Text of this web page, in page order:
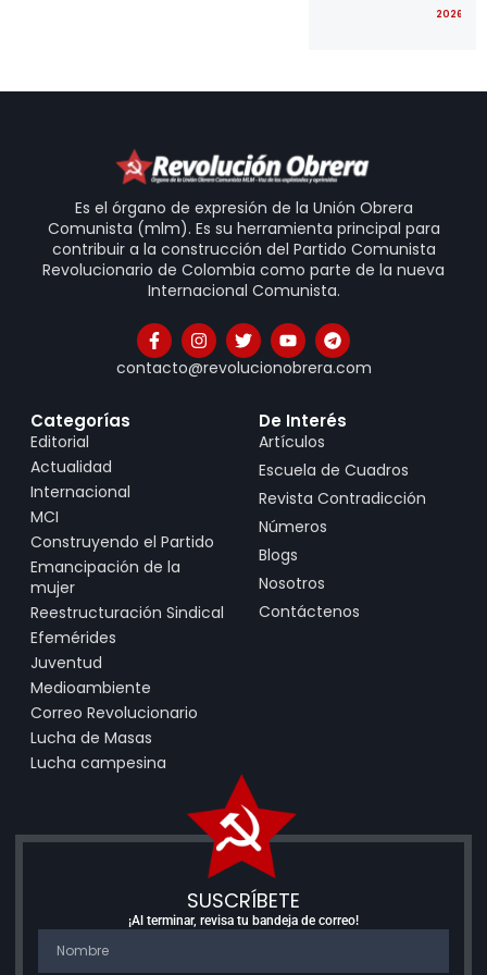
2026-
Es el órgano de expresión de la Unión Obrera
Comunista (mlm). Es su herramienta principal para
contribuir a la construcción del Partido Comunista
Revolucionario de Colombia como parte de la nueva
Internacional Comunista.
contacto@revolucionobrera.com
Categorías
Editorial
Actualidad
Internacional
MCI
Construyendo el Partido
Emancipación de la
mujer
Reestructuración Sindical
Efemérides
Juventud
Medioambiente
Correo Revolucionario
Lucha de Masas
Lucha campesina
De Interés
Artículos
Escuela de Cuadros
Revista Contradicción
Números
Blogs
Nosotros
Contáctenos
SUSCRÍBETE
¡Al terminar, revisa tu bandeja de correo!